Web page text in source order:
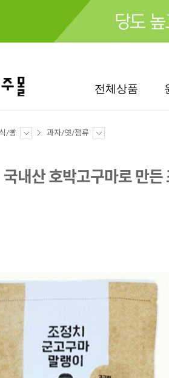
전체상품
/빵 과자/엿/잼류
국내산 호박고구마로 만